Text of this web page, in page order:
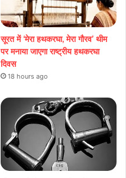
सूरत में ‘मेरा हथकरघा, मेरा गौरव’ थीम
पर मनाया जाएगा राष्ट्रीय हथकरघा
दिवस
18 hours ago